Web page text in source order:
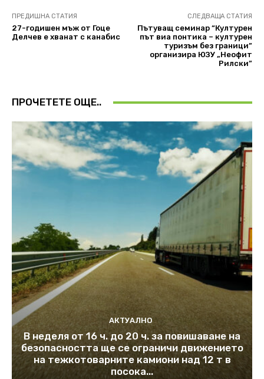
ПРЕДИШНА СТАТИЯ
27-годишен мъж от Гоце
Делчев е хванат с канабис
СЛЕДВАЩА СТАТИЯ
Пътуващ семинар “Културен
път виа понтика – културен
туризъм без граници”
организира ЮЗУ „Неофит
Рилски”
ПРОЧЕТЕТЕ ОЩЕ..
АКТУАЛНО
В неделя от 16 ч. до 20 ч. за повишаване на
безопасността ще се ограничи движението
на тежкотоварните камиони над 12 т в
посока...